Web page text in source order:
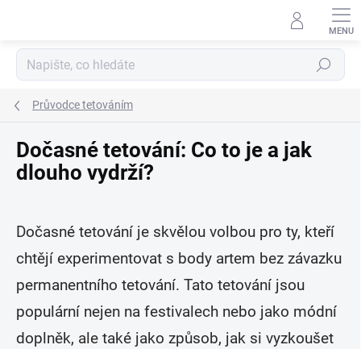
Hledat
Průvodce tetováním
Dočasné tetování: Co to je a jak
dlouho vydrží?
Dočasné tetování je skvělou volbou pro ty, kteří
chtějí experimentovat s body artem bez závazku
permanentního tetování. Tato tetování jsou
populární nejen na festivalech nebo jako módní
doplněk, ale také jako způsob, jak si vyzkoušet